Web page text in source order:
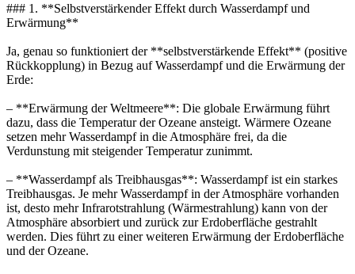
### 1. **Selbstverstärkender Effekt durch Wasserdampf und
Erwärmung**
Ja, genau so funktioniert der **selbstverstärkende Effekt** (positive
Rückkopplung) in Bezug auf Wasserdampf und die Erwärmung der
Erde:
– **Erwärmung der Weltmeere**: Die globale Erwärmung führt
dazu, dass die Temperatur der Ozeane ansteigt. Wärmere Ozeane
setzen mehr Wasserdampf in die Atmosphäre frei, da die
Verdunstung mit steigender Temperatur zunimmt.
– **Wasserdampf als Treibhausgas**: Wasserdampf ist ein starkes
Treibhausgas. Je mehr Wasserdampf in der Atmosphäre vorhanden
ist, desto mehr Infrarotstrahlung (Wärmestrahlung) kann von der
Atmosphäre absorbiert und zurück zur Erdoberfläche gestrahlt
werden. Dies führt zu einer weiteren Erwärmung der Erdoberfläche
und der Ozeane.